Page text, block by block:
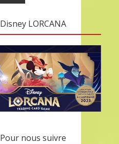
Disney LORCANA
Pour nous suivre